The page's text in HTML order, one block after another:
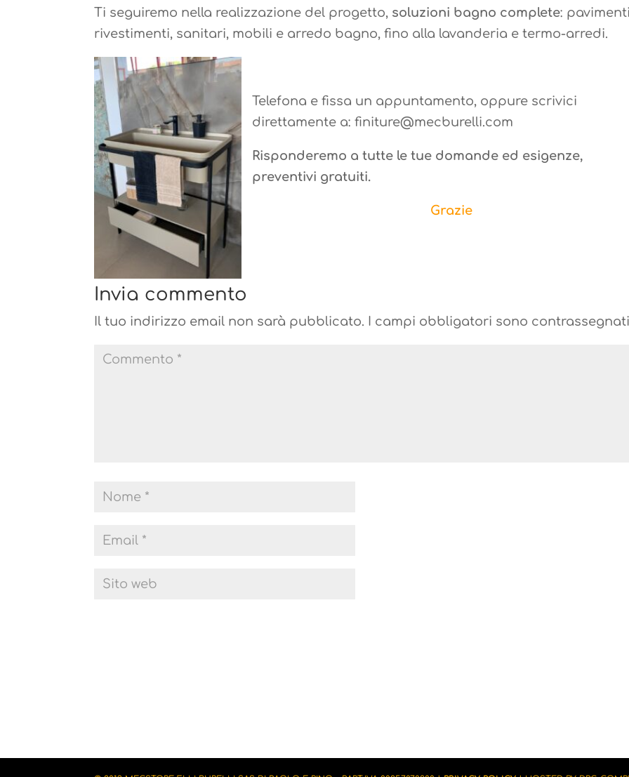
Ti seguiremo nella realizzazione del progetto, soluzioni bagno complete:
rivestimenti, sanitari, mobili e arredo bagno, fino alla lavanderia e termo-arredi.
Telefona e fissa un appuntamento, oppure scrivici
direttamente a: finiture@mecburelli.com
Risponderemo a tutte le tue domande ed esigenze,
preventivi gratuiti.
Grazie
Invia commento
Il tuo indirizzo email non sarà pubblicato. I campi obbligatori sono